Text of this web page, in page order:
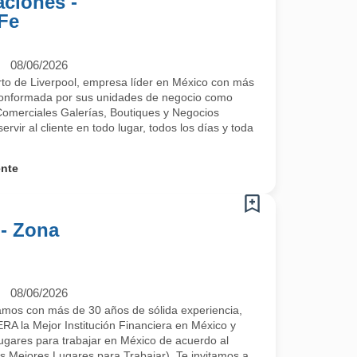
08/06/2026
de Liverpool, empresa líder en México con más
por sus unidades de negocio como
Galerías, Boutiques y Negocios
al cliente en todo lugar, todos los días y toda
Zona
08/06/2026
con más de 30 años de sólida experiencia,
la Mejor Institución Financiera en México y
para trabajar en México de acuerdo al